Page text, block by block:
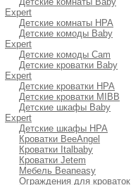
Expert
Детские комнаты HPA
Детские комоды Baby
Expert
Детские комоды Cam
Детские кроватки Baby
Expert
Детские кроватки HPA
Детские кроватки MIBB
Детские шкафы Baby
Expert
Детские шкафы HPA
Кроватки BeeAngel
Кроватки Italbaby
Кроватки Jetem
Мебель Beaneasy
Ограждения для кроваток